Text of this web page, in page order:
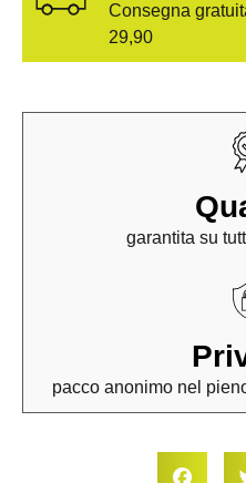
Consegna
29,90
garantita su
pacco anonimo nel